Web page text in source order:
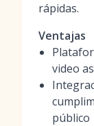
rápidas.
Ventajas
video
público